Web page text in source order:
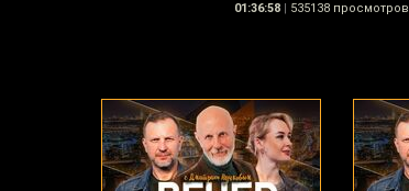
01:36:58 | 535138 просмотров